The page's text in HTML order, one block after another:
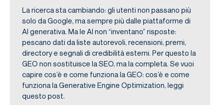
La ricerca sta cambiando: gli utenti non passano più
solo da Google, ma sempre più dalle piattaforme di
AI generativa. Ma le AI non “inventano” risposte:
pescano dati da liste autorevoli, recensioni, premi,
directory e segnali di credibilità esterni. Per questo la
GEO non sostituisce la SEO, ma la completa. Se vuoi
capire cos’è e come funziona la GEO: cos’è e come
funziona la Generative Engine Optimization, leggi
questo post.